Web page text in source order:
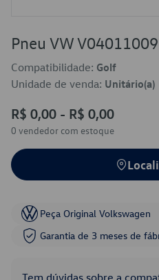
Pneu VW
Compatibilidade: Golf
Unidade de venda: Unitário(a)
R$ 0,00 - R$ 0,00
0 vendedor com estoque
Peça Original Volkswagen
Garantia de 3 meses de
Tem dúvidas sobre a